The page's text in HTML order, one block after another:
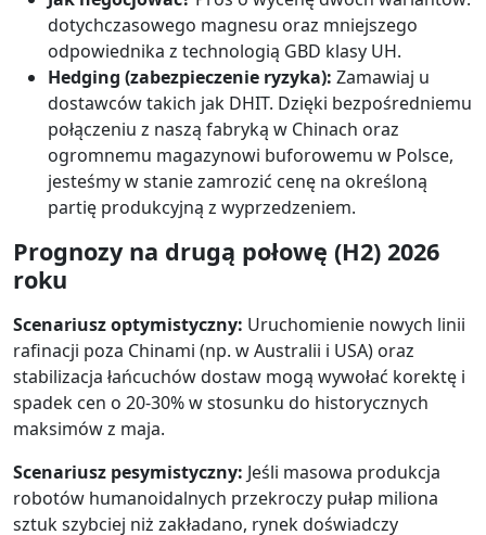
dotychczasowego magnesu oraz mniejszego
odpowiednika z technologią GBD klasy UH.
Hedging (zabezpieczenie ryzyka): Zamawiaj u
dostawców takich jak DHIT. Dzięki bezpośredniemu
połączeniu z naszą fabryką w Chinach oraz
ogromnemu magazynowi buforowemu w Polsce,
jesteśmy w stanie zamrozić cenę na określoną
partię produkcyjną z wyprzedzeniem.
Prognozy na drugą połowę (H2) 2026
roku
Scenariusz optymistyczny: Uruchomienie nowych linii
rafinacji poza Chinami (np. w Australii i USA) oraz
stabilizacja łańcuchów dostaw mogą wywołać korektę i
spadek cen o 20-30% w stosunku do historycznych
maksimów z maja.
Scenariusz pesymistyczny: Jeśli masowa produkcja
robotów humanoidalnych przekroczy pułap miliona
sztuk szybciej niż zakładano, rynek doświadczy